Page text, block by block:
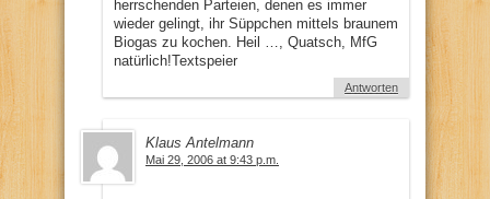
herrschenden Parteien, denen es immer
wieder gelingt, ihr Süppchen mittels braunem
Biogas zu kochen. Heil …, Quatsch, MfG
natürlich!Textspeier
Antworten
Klaus Antelmann
Mai 29, 2006 at 9:43 p.m.